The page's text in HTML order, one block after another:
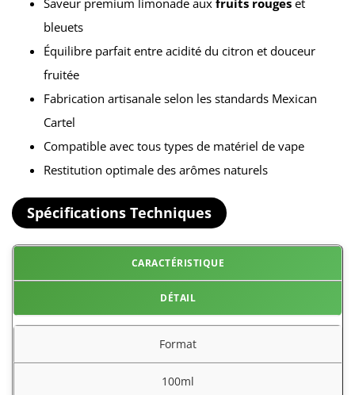
bleuets
Équilibre parfait entre acidité du citron et douceur
fruitée
Fabrication artisanale selon les standards Mexican
Cartel
Compatible avec tous types de matériel de vape
Restitution optimale des arômes naturels
Spécifications Techniques
CARACTÉRISTIQUE
DÉTAIL
Format
100ml